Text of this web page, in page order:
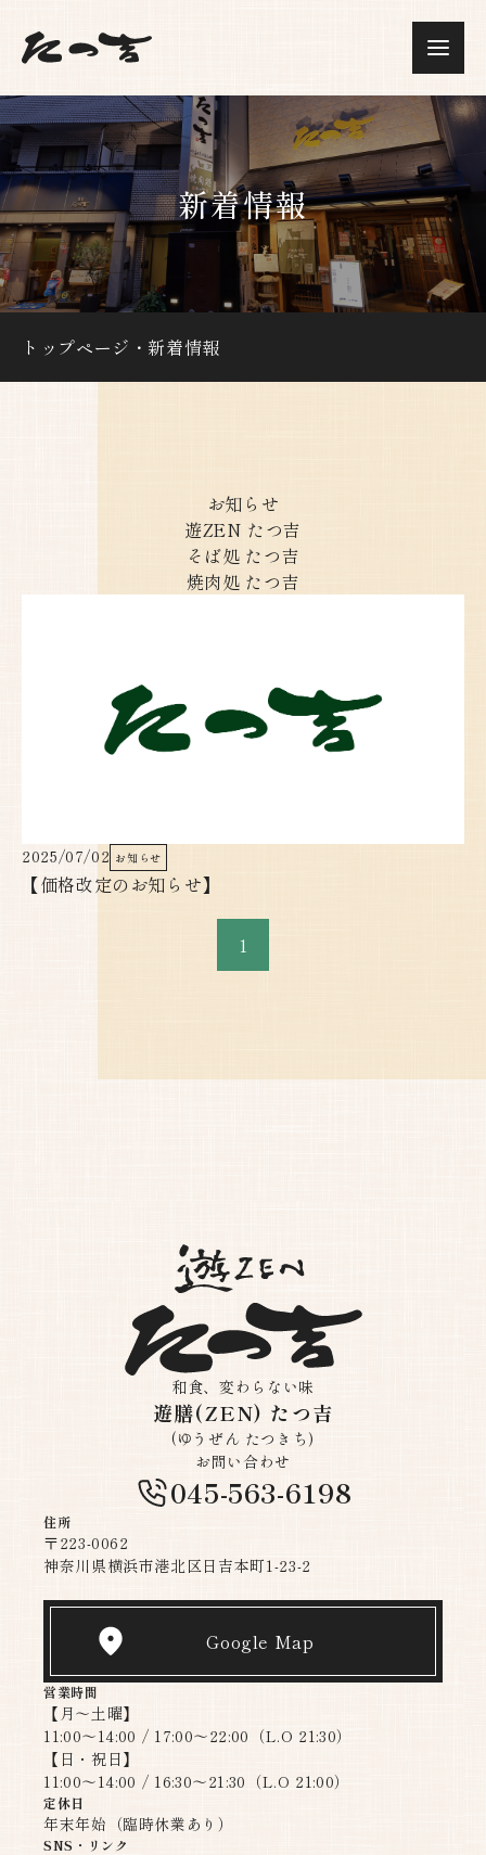
新着情報
トップページ ・ 新着情報
て
お
お知らせ
遊ZEN たつ吉
そば処 たつ吉
焼肉処 たつ吉
2025/07/02 お知らせ
【価格改定のお知らせ】
1
和食、変わらない味
遊膳(ZEN) たつ吉
(ゆうぜん たつきち)
お問い合わせ
045-563-6198
住所
〒223-0062
神奈川県横浜市港北区日吉本町1-23-2
Google Map
営業時間
【月〜土曜】
11:00～14:00 / 17:00～22:00（L.O 21:30）
【日・祝日】
11:00～14:00 / 16:30～21:30（L.O 21:00）​​​​​​​
定休日
年末年始（臨時休業あり）
SNS・リンク